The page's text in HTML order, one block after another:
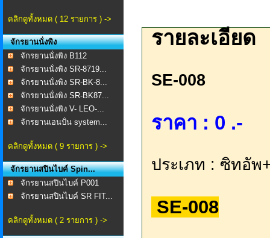
คลิกดูทั้งหมด ( 12 รายการ ) ->
จักรยานนั่งพิง
จักรยานนั่งพิง B112
จักรยานนั่งพิง SR-8719...
จักรยานนั่งพิง SR-BK-8...
จักรยานนั่งพิง SR-BK87...
จักรยานนั่งพิง V- LEO-...
จักรยานเอนปั่น system...
คลิกดูทั้งหมด ( 9 รายการ ) ->
จักรยานสปินไบค์ Spin...
จักรยานสปินไบค์ P001
จักรยานสปินไบค์ SR FIT...
คลิกดูทั้งหมด ( 2 รายการ ) ->
รายละเอียด
SE-008 ​
ราคา : 0 .-
ประเภท : ซิทอัพ
SE-008